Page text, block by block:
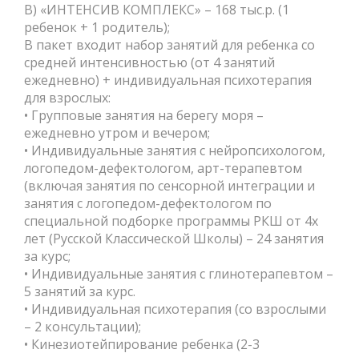
В) «ИНТЕНСИВ КОМПЛЕКС» – 168 тыс.р. (1
ребенок + 1 родитель);
В пакет входит набор занятий для ребенка со
средней интенсивностью (от 4 занятий
ежедневно) + индивидуальная психотерапия
для взрослых:
• Групповые занятия на берегу моря –
ежедневно утром и вечером;
• Индивидуальные занятия с нейропсихологом,
логопедом-дефектологом, арт-терапевтом
(включая занятия по сенсорной интеграции и
занятия с логопедом-дефектологом по
специальной подборке программы РКШ от 4х
лет (Русской Классической Школы) – 24 занятия
за курс;
• Индивидуальные занятия с глинотерапевтом –
5 занятий за курс.
• Индивидуальная психотерапия (со взрослыми
– 2 консультации);
• Кинезиотейпирование ребенка (2-3